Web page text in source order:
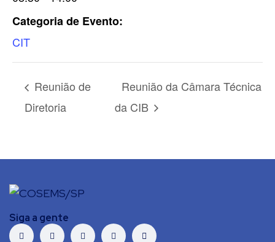
Categoria de Evento:
CIT
Reunião de
Diretoria
Reunião da Câmara Técnica
da CIB
Siga a gente